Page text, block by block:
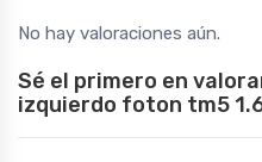
No hay valoraciones aún.
Sé el primero en
izquierdo foton tm5